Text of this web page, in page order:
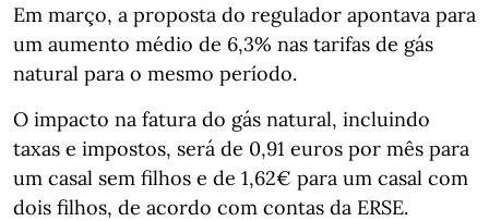
Em março, a proposta do regulador apontava para
um aumento médio de 6,3% nas tarifas de gás
natural para o mesmo período.
O impacto na fatura do gás natural, incluindo
taxas e impostos, será de 0,91 euros por mês para
um casal sem filhos e de 1,62€ para um casal com
dois filhos, de acordo com contas da ERSE.